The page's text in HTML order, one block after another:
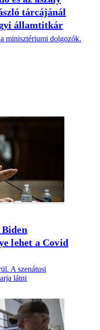
tárcájánál
államtitkár
minisztériumi dolgozók.
lehet a Covid
A szenátusi
látni